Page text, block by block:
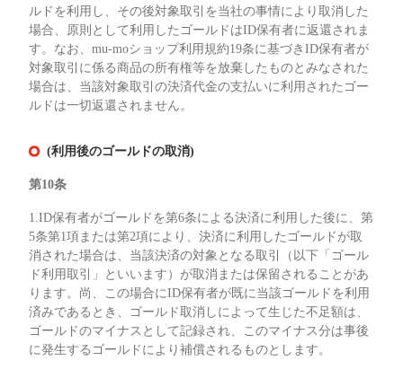
ルドを利用し、その後対象取引を当社の事情により取消した
場合、原則として利用したゴールドはID保有者に返還されま
す。なお、mu-moショップ利用規約19条に基づきID保有者が
対象取引に係る商品の所有権等を放棄したものとみなされた
場合は、当該対象取引の決済代金の支払いに利用されたゴー
ルドは一切返還されません。
(利用後のゴールドの取消)
第10条
1.ID保有者がゴールドを第6条による決済に利用した後に、第
5条第1項または第2項により、決済に利用したゴールドが取
消された場合は、当該決済の対象となる取引（以下「ゴール
ド利用取引」といいます）が取消または保留されることがあ
ります。尚、この場合にID保有者が既に当該ゴールドを利用
済みであるとき、ゴールド取消しによって生じた不足額は、
ゴールドのマイナスとして記録され、このマイナス分は事後
に発生するゴールドにより補償されるものとします。